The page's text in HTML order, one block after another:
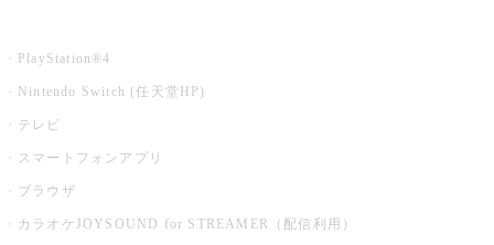
PlayStation®4
Nintendo Switch (任天堂HP)
テレビ
スマートフォンアプリ
ブラウザ
カラオケJOYSOUND for STREAMER（配信利用）